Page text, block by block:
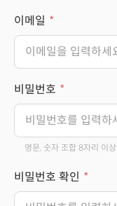
이메일
비밀번호
영문, 숫자 조합 8자리 이상
비밀번호 확인